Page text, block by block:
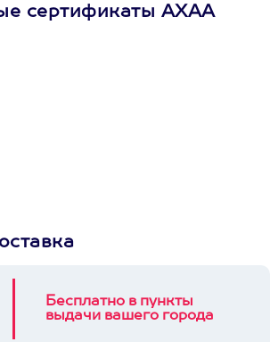
сертификаты АХАА
Бесплатно в пункты
выдачи вашего города